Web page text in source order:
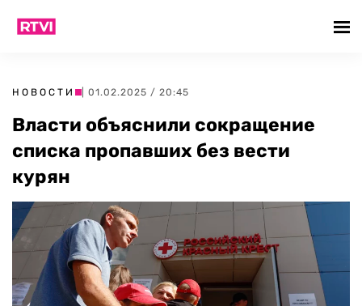
НОВОСТИ | 01.02.2025 / 20:45
Власти объяснили сокращение
списка пропавших без вести
курян